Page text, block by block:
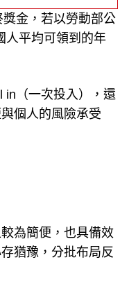
金，若以勞動部公
人平均可領到的年
in（一次投入），還
個人的風險承受
為簡便，也具備效
猶豫，分批布局反